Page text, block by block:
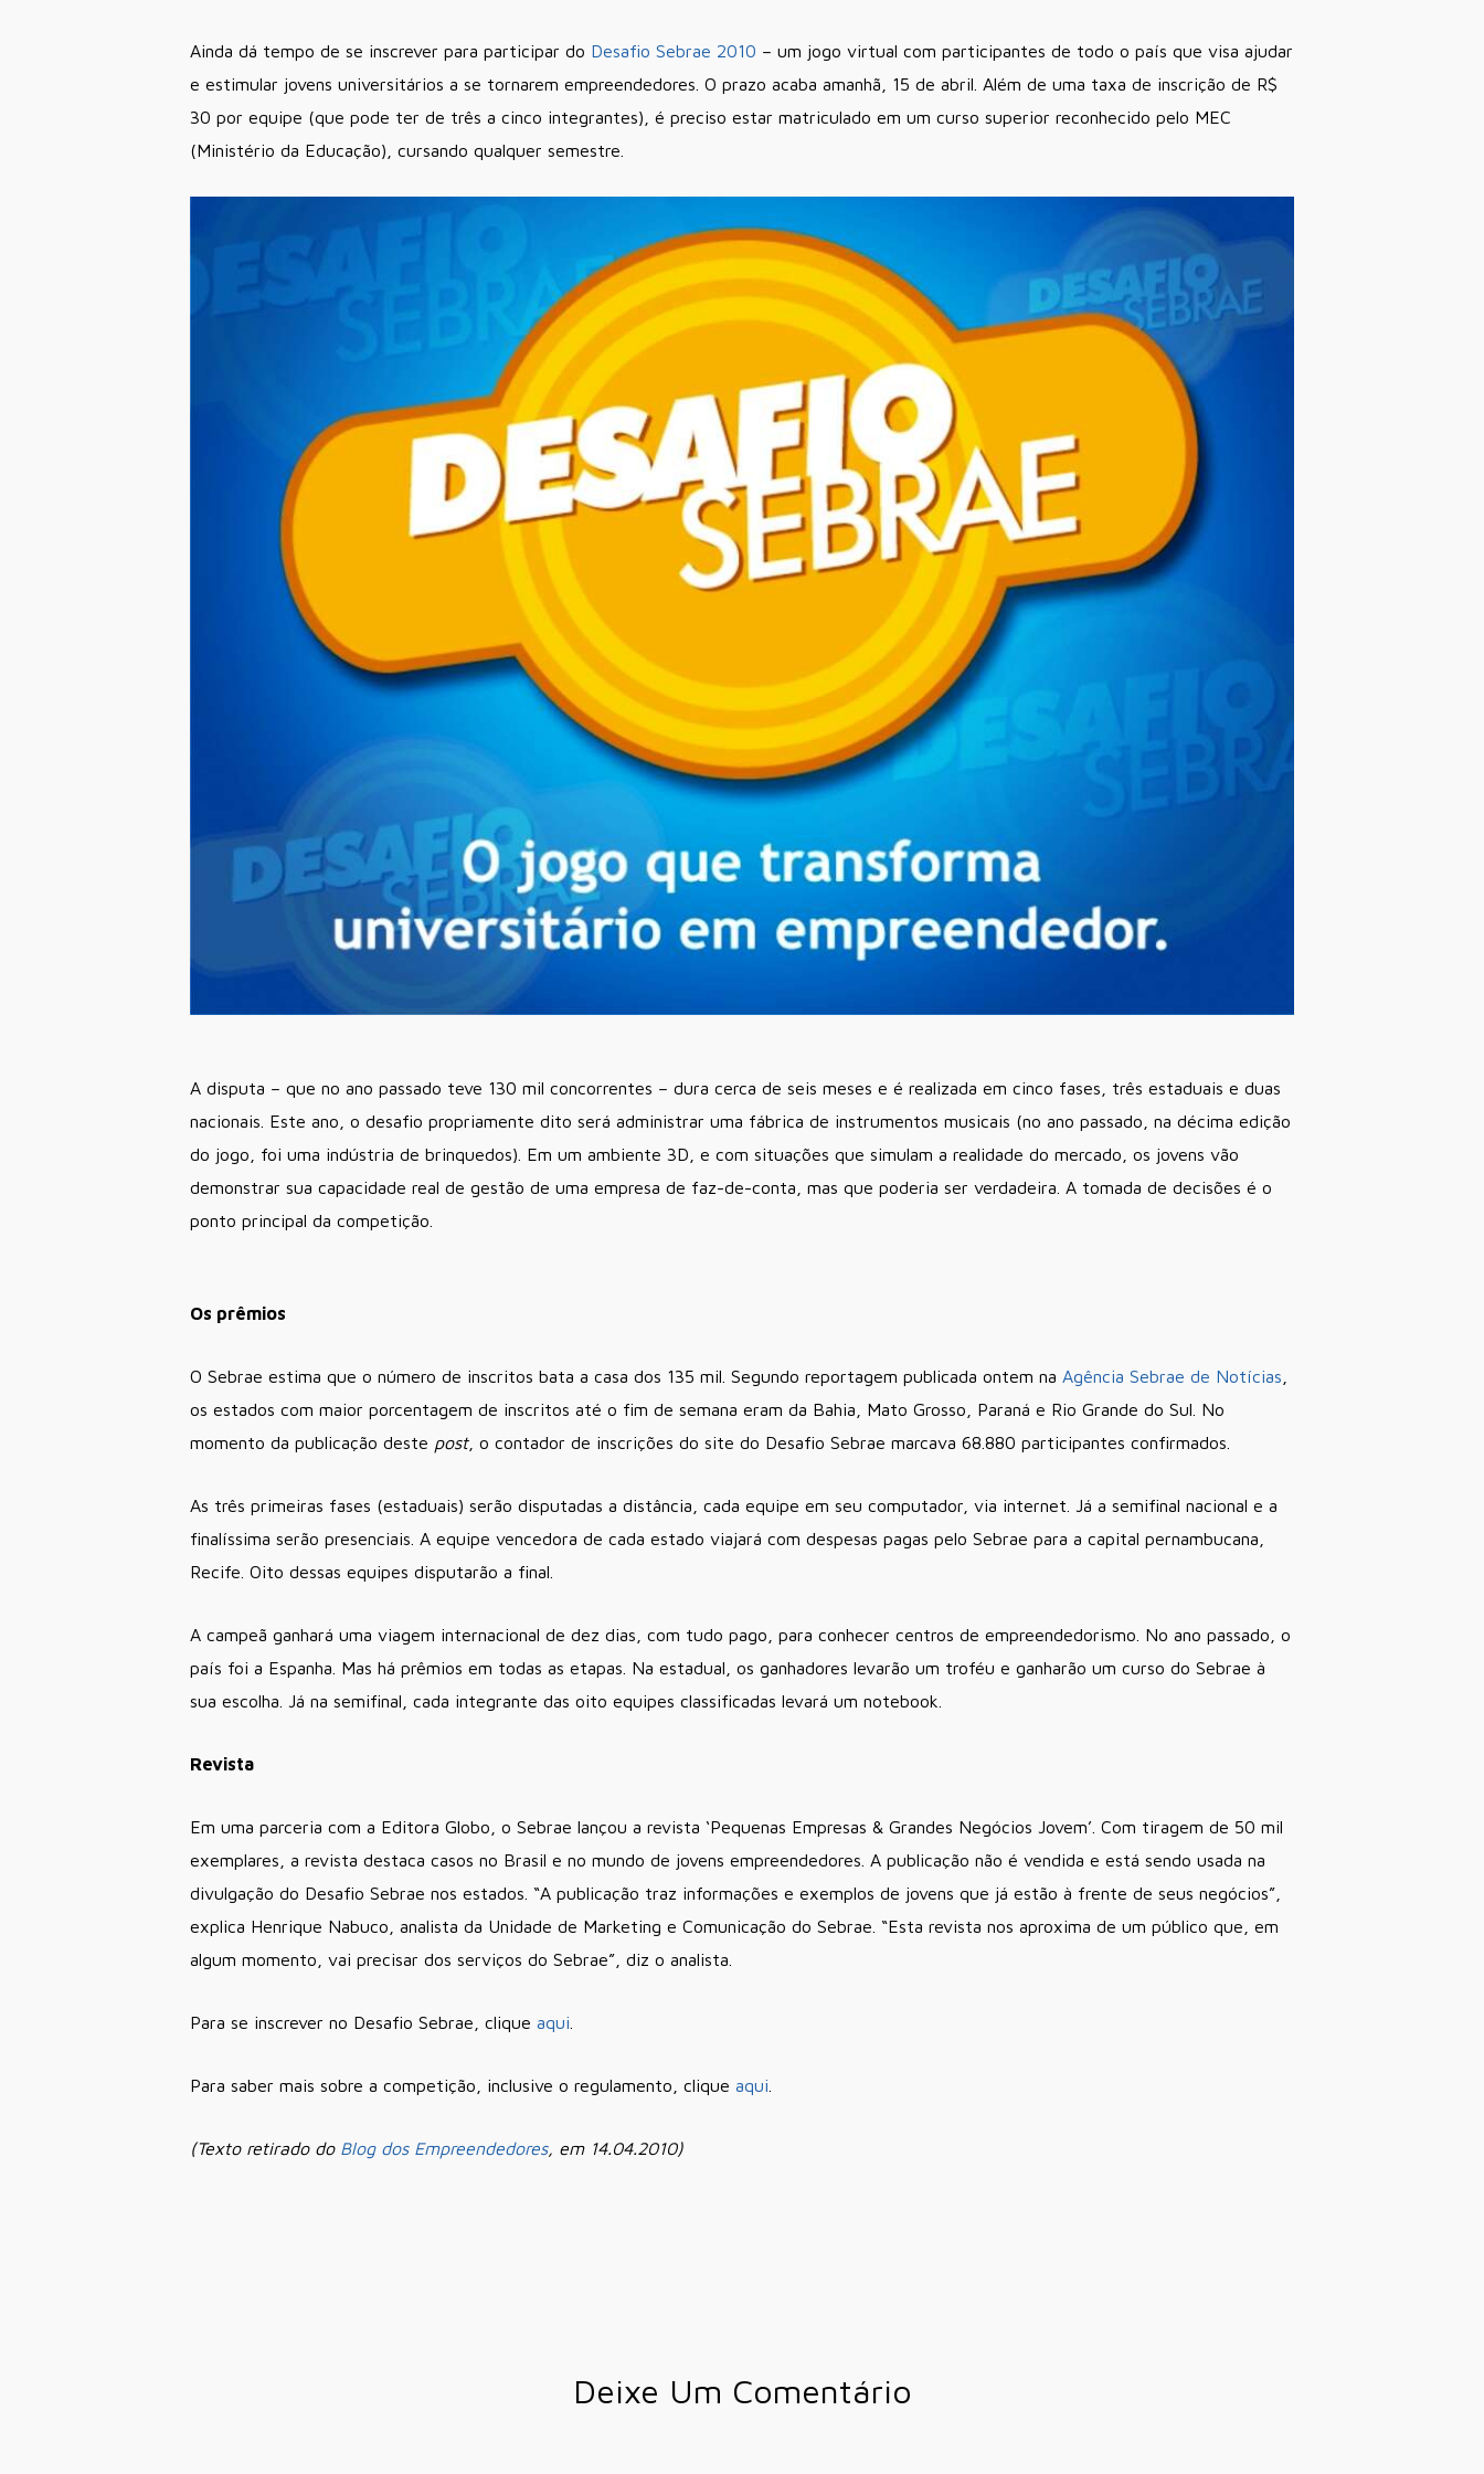
Ainda dá tempo de se inscrever para participar do Desafio Sebrae 2010 – um jogo virtual com participantes de todo o país que visa ajudar
e estimular jovens universitários a se tornarem empreendedores. O prazo acaba amanhã, 15 de abril. Além de uma taxa de inscrição de R$
30 por equipe (que pode ter de três a cinco integrantes), é preciso estar matriculado em um curso superior reconhecido pelo MEC
(Ministério da Educação), cursando qualquer semestre.
A disputa – que no ano passado teve 130 mil concorrentes – dura cerca de seis meses e é realizada em cinco fases, três estaduais e duas
nacionais. Este ano, o desafio propriamente dito será administrar uma fábrica de instrumentos musicais (no ano passado, na décima edição
do jogo, foi uma indústria de brinquedos). Em um ambiente 3D, e com situações que simulam a realidade do mercado, os jovens vão
demonstrar sua capacidade real de gestão de uma empresa de faz-de-conta, mas que poderia ser verdadeira. A tomada de decisões é o
ponto principal da competição.
Os prêmios
O Sebrae estima que o número de inscritos bata a casa dos 135 mil. Segundo reportagem publicada ontem na Agência Sebrae de Notícias
os estados com maior porcentagem de inscritos até o fim de semana eram da Bahia, Mato Grosso, Paraná e Rio Grande do Sul. No
momento da publicação deste post, o contador de inscrições do site do Desafio Sebrae marcava 68.880 participantes confirmados.
As três primeiras fases (estaduais) serão disputadas a distância, cada equipe em seu computador, via internet. Já a semifinal nacional e a
finalíssima serão presenciais. A equipe vencedora de cada estado viajará com despesas pagas pelo Sebrae para a capital pernambucana,
Recife. Oito dessas equipes disputarão a final.
A campeã ganhará uma viagem internacional de dez dias, com tudo pago, para conhecer centros de empreendedorismo. No ano passado, o
país foi a Espanha. Mas há prêmios em todas as etapas. Na estadual, os ganhadores levarão um troféu e ganharão um curso do Sebrae à
sua escolha. Já na semifinal, cada integrante das oito equipes classificadas levará um notebook.
Revista
Em uma parceria com a Editora Globo, o Sebrae lançou a revista ‘Pequenas Empresas & Grandes Negócios Jovem’. Com tiragem de 50 mil
exemplares, a revista destaca casos no Brasil e no mundo de jovens empreendedores. A publicação não é vendida e está sendo usada na
divulgação do Desafio Sebrae nos estados. “A publicação traz informações e exemplos de jovens que já estão à frente de seus negócios”,
explica Henrique Nabuco, analista da Unidade de Marketing e Comunicação do Sebrae. “Esta revista nos aproxima de um público que, em
algum momento, vai precisar dos serviços do Sebrae”, diz o analista.
Para se inscrever no Desafio Sebrae, clique aqui
Para saber mais sobre a competição, inclusive o regulamento, clique aqui
(Texto retirado do Blog dos Empreendedores, em 14.04.2010)
Deixe Um Comentário